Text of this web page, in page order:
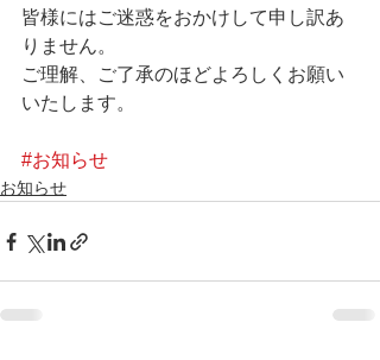
皆様にはご迷惑をおかけして申し訳あ
りません。
ご理解、ご了承のほどよろしくお願い
いたします。
#お知らせ
お知らせ